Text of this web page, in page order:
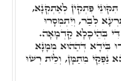
פִּתְקִין לְאַתְקְנָא,
לְבַר, וְיִתְמְסָרוּ
בְּהֵיכָלָא קַדְמָאָה.
בִּידָא דְּהַהוּא מְמָנָא
מִתַמָּן, וְלֵית רְשׁוּ